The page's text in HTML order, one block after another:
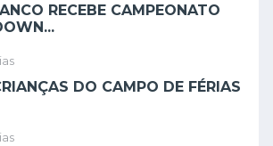
RECEBE CAMPEONATO
DO CAMPO DE FÉRIAS